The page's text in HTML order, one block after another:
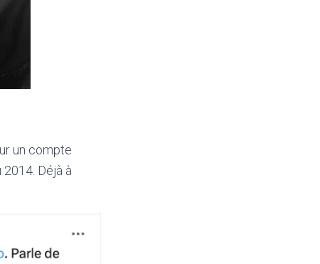
un compte
Déjà à